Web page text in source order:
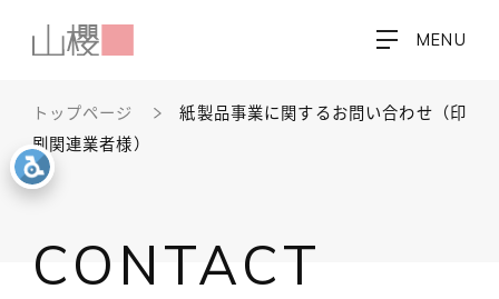
MENU
トップページ
紙製品事業に関するお問い合わせ（印
刷関連業者様）
CONTACT